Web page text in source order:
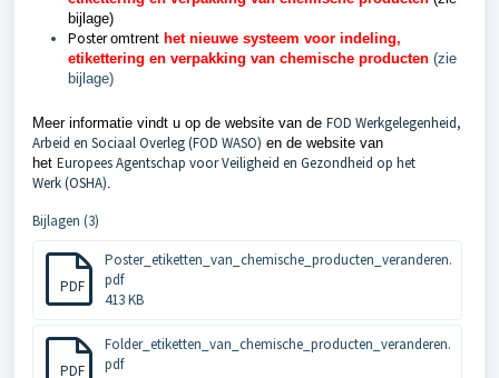
bijlage)
Posteromtrent het nieuwe systeem voor indeling,
etikettering en verpakking van chemische producten (zie
bijlage)
Meer informatie vindt u op de website van de FOD Werkgelegenheid,
Arbeid en Sociaal Overleg (FOD WASO) en de website van
het Europees Agentschap voor Veiligheid en Gezondheid op het
Werk (OSHA)
Bijlagen (3)
PDF
Poster_etiketten_van_chemische_producten_veranderen.
pdf
413 KB
PDF
Folder_etiketten_van_chemische_producten_veranderen.
pdf